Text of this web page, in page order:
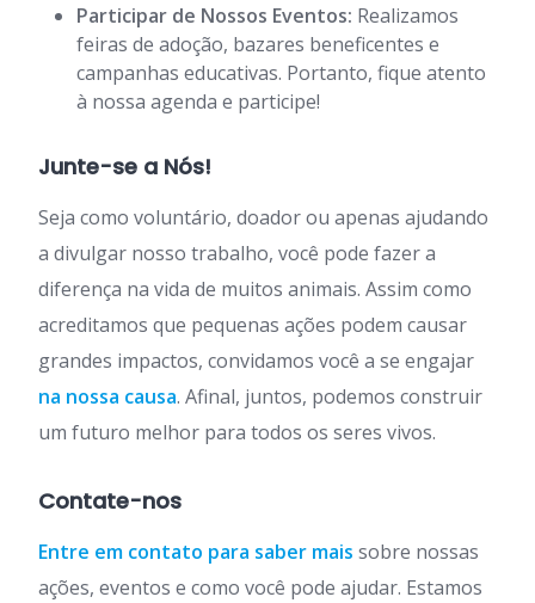
Participar de Nossos Eventos: Realizamos
feiras de adoção, bazares beneficentes e
campanhas educativas. Portanto, fique atento
à nossa agenda e participe!
Junte-se a Nós!
Seja como voluntário, doador ou apenas ajudando
a divulgar nosso trabalho, você pode fazer a
diferença na vida de muitos animais. Assim como
acreditamos que pequenas ações podem causar
grandes impactos, convidamos você a se engajar
na nossa causa. Afinal, juntos, podemos construir
um futuro melhor para todos os seres vivos.
Contate-nos
Entre em contato para saber mais sobre nossas
ações, eventos e como você pode ajudar. Estamos